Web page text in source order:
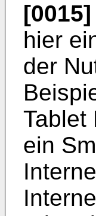
[0015]
hier
der
Tablet
ein